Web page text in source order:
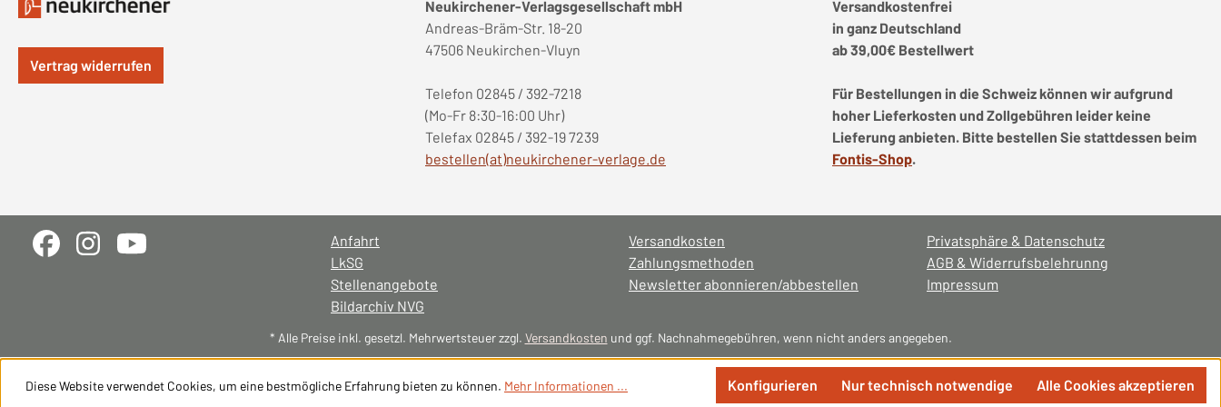
Vertrag widerrufen
Neukirchener-Verlagsgesellschaft mbH
Andreas-Bräm-Str. 18-20
47506 Neukirchen-Vluyn
Telefon 02845 / 392-7218
(Mo-Fr 8:30-16:00 Uhr)
Telefax 02845 / 392-19 7239
bestellen(at)neukirchener-verlage.de
Versandkostenfrei
in ganz Deutschland
ab 39,00€ Bestellwert
Für Bestellungen in die Schweiz können wir aufgrund
hoher Lieferkosten und Zollgebühren leider keine
Lieferung anbieten. Bitte bestellen Sie stattdessen beim
Fontis-Shop.
Anfahrt
LkSG
Stellenangebote
Versandkosten
Zahlungsmethoden
Newsletter abonnieren/abbestellen
Privatsphäre & Datenschutz
AGB & Widerrufsbelehrunng
Impressum
Bildarchiv NVG
* Alle Preise inkl. gesetzl. Mehrwertsteuer zzgl. Versandkosten und ggf. Nachnahmegebühren, wenn nicht anders angegeben.
Diese Website verwendet Cookies, um eine bestmögliche Erfahrung bieten zu können. Mehr Informationen ... Nur technisch notwendige
Konfigurieren Alle Cookies akzeptieren